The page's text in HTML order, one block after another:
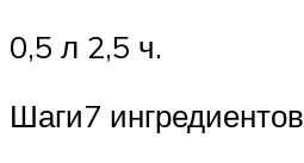
0,5 л 2,5 ч.
Шаги7 ингредиентов